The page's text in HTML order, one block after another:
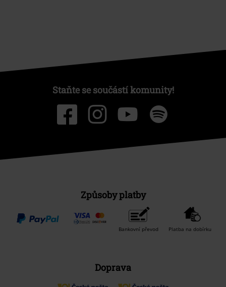
Staňte se součástí komunity!
Způsoby platby
Bankovní převod Platba na dobírku
Doprava